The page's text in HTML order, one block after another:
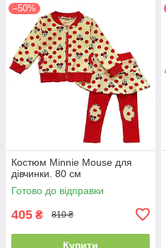
–50%
Костюм Minnie Mouse для
дівчинки. 80 см
Готово до відправки
405 ₴ 810 ₴
Купити